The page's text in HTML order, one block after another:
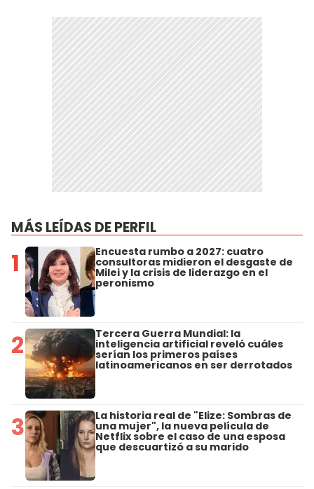
MÁS LEÍDAS DE PERFIL
1 Encuesta rumbo a 2027: cuatro
consultoras midieron el desgaste de
Milei y la crisis de liderazgo en el
peronismo
2 Tercera Guerra Mundial: la
inteligencia artificial reveló cuáles
serían los primeros países
latinoamericanos en ser derrotados
3 La historia real de "Elize: Sombras de
una mujer", la nueva película de
Netflix sobre el caso de una esposa
que descuartizó a su marido